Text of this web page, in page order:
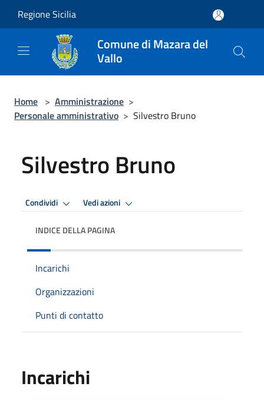
Regione Sicilia
Comune di Mazara del
Vallo
Home > Amministrazione >
Personale amministrativo > Silvestro Bruno
Silvestro Bruno
Condividi Vedi azioni
INDICE DELLA PAGINA
Incarichi
Organizzazioni
Punti di contatto
Incarichi